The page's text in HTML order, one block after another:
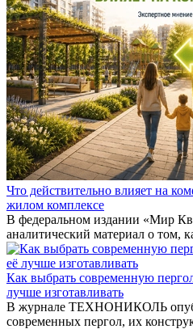
Что действительно влияет на
жилом комплексе
В федеральном издании «Мир
аналитический материал о том,
Как выбрать современную
лучше изготавливать
В журнале ТЕХНОНИКОЛЬ
современных пергол, их